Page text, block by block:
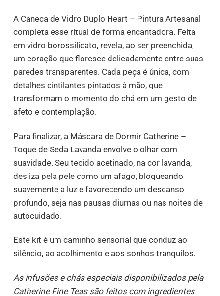
A Caneca de Vidro Duplo Heart – Pintura Artesanal
completa esse ritual de forma encantadora. Feita
em vidro borossilicato, revela, ao ser preenchida,
um coração que floresce delicadamente entre suas
paredes transparentes. Cada peça é única, com
detalhes cintilantes pintados à mão, que
transformam o momento do chá em um gesto de
afeto e contemplação.
Para finalizar, a Máscara de Dormir Catherine –
Toque de Seda Lavanda envolve o olhar com
suavidade. Seu tecido acetinado, na cor lavanda,
desliza pela pele como um afago, bloqueando
suavemente a luz e favorecendo um descanso
profundo, seja nas pausas diurnas ou nas noites de
autocuidado.
Este kit é um caminho sensorial que conduz ao
silêncio, ao acolhimento e aos sonhos tranquilos.
As infusões e chás especiais disponibilizados pela
Catherine Fine Teas são feitos com ingredientes